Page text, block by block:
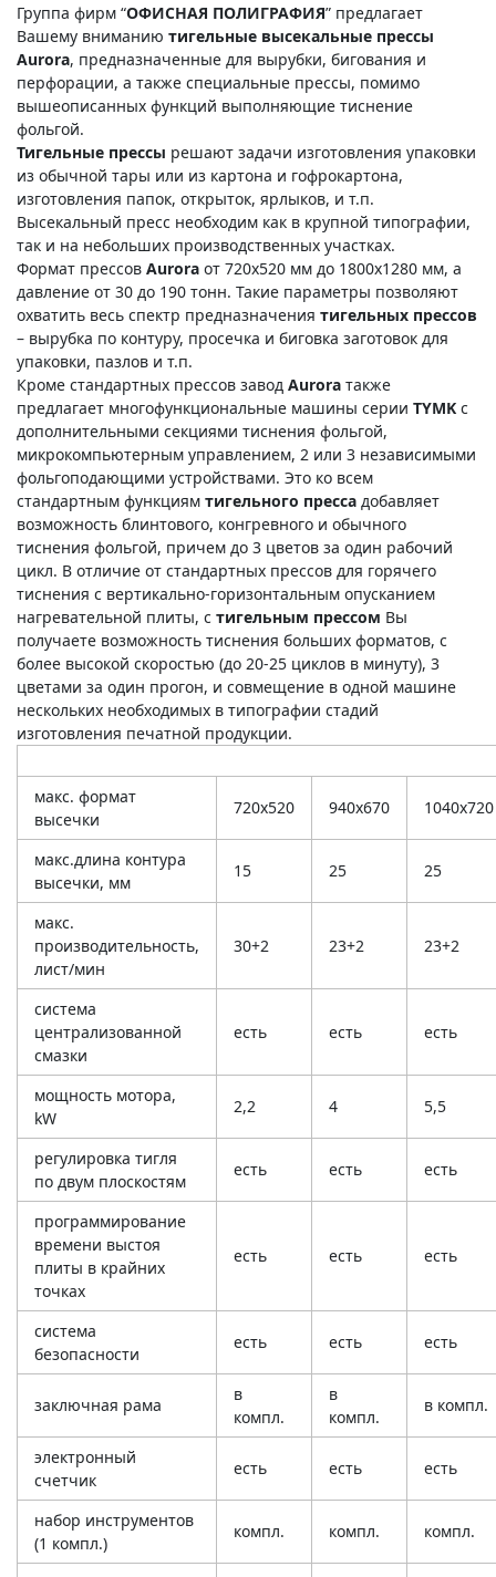
Группа фирм “ОФИСНАЯ ПОЛИГРАФИЯ” предлагает
Вашему вниманию тигельные высекальные прессы
Aurora, предназначенные для вырубки, бигования и
перфорации, а также специальные прессы, помимо
вышеописанных функций выполняющие тиснение
фольгой.
Тигельные прессы решают задачи изготовления упаковки
из обычной тары или из картона и гофрокартона,
изготовления папок, открыток, ярлыков, и т.п.
Высекальный пресс необходим как в крупной типографии,
так и на небольших производственных участках.
Формат прессов Aurora от 720х520 мм до 1800х1280 мм, а
давление от 30 до 190 тонн. Такие параметры позволяют
охватить весь спектр предназначения тигельных прессов
– вырубка по контуру, просечка и биговка заготовок для
упаковки, пазлов и т.п.
Кроме стандартных прессов завод Aurora также
предлагает многофункциональные машины серии TYMK с
дополнительными секциями тиснения фольгой,
микрокомпьютерным управлением, 2 или 3 независимыми
фольгоподающими устройствами. Это ко всем
стандартным функциям тигельного пресса добавляет
возможность блинтового, конгревного и обычного
тиснения фольгой, причем до 3 цветов за один рабочий
цикл. В отличие от стандартных прессов для горячего
тиснения с вертикально-горизонтальным опусканием
нагревательной плиты, с тигельным прессом Вы
получаете возможность тиснения больших форматов, с
более высокой скоростью (до 20-25 циклов в минуту), 3
цветами за один прогон, и совмещение в одной машине
нескольких необходимых в типографии стадий
изготовления печатной продукции.
макс. формат
высечки
720х520 940х670 1040х720
макс.длина контура
высечки, мм
15 25 25
макс.
производительность,
лист/мин
30+2 23+2 23+2
система
централизованной
смазки
есть есть есть
мощность мотора,
kW
2,2 4 5,5
регулировка тигля
по двум плоскостям
есть есть есть
программирование
времени выстоя
плиты в крайних
точках
есть есть есть
система
безопасности
есть есть есть
заключная рама
в
компл.
в
компл.
в компл.
электронный
счетчик
есть есть есть
набор инструментов
(1 компл.)
компл. компл. компл.